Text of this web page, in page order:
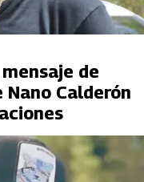
de
Calderón